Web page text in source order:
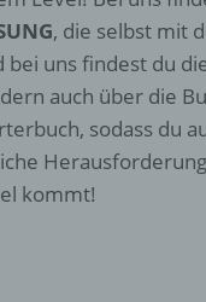
, die selbst mit
bei uns findest du
auch über die
sodass du
kommt!